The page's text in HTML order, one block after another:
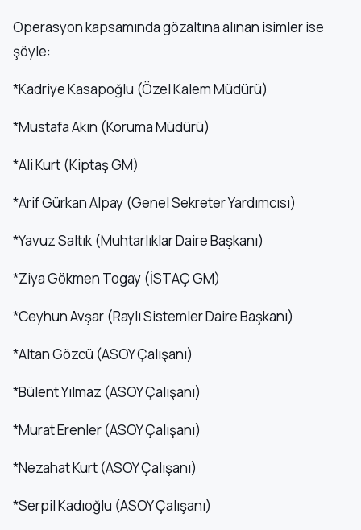
Operasyon kapsamında gözaltına alınan isimler ise
şöyle:
*Kadriye Kasapoğlu (Özel Kalem Müdürü)
*Mustafa Akın (Koruma Müdürü)
*Ali Kurt (Kiptaş GM)
*Arif Gürkan Alpay (Genel Sekreter Yardımcısı)
*Yavuz Saltık (Muhtarlıklar Daire Başkanı)
*Ziya Gökmen Togay (İSTAÇ GM)
*Ceyhun Avşar (Raylı Sistemler Daire Başkanı)
*Altan Gözcü (ASOY Çalışanı)
*Bülent Yılmaz (ASOY Çalışanı)
*Murat Erenler (ASOY Çalışanı)
*Nezahat Kurt (ASOY Çalışanı)
*Serpil Kadıoğlu (ASOY Çalışanı)